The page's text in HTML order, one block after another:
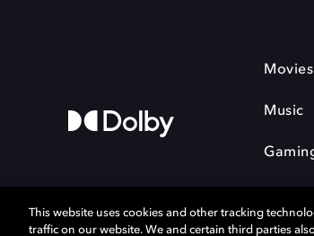
Music
This website uses cookies and other tracking
traffic on our website. We and certain third parties